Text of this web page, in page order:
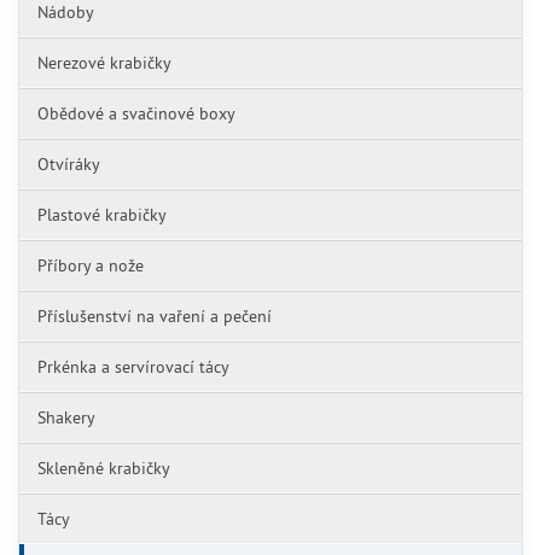
Nádoby
Nerezové krabičky
Obědové a svačinové boxy
Otvíráky
Plastové krabičky
Příbory a nože
Příslušenství na vaření a pečení
Prkénka a servírovací tácy
Shakery
Skleněné krabičky
Tácy